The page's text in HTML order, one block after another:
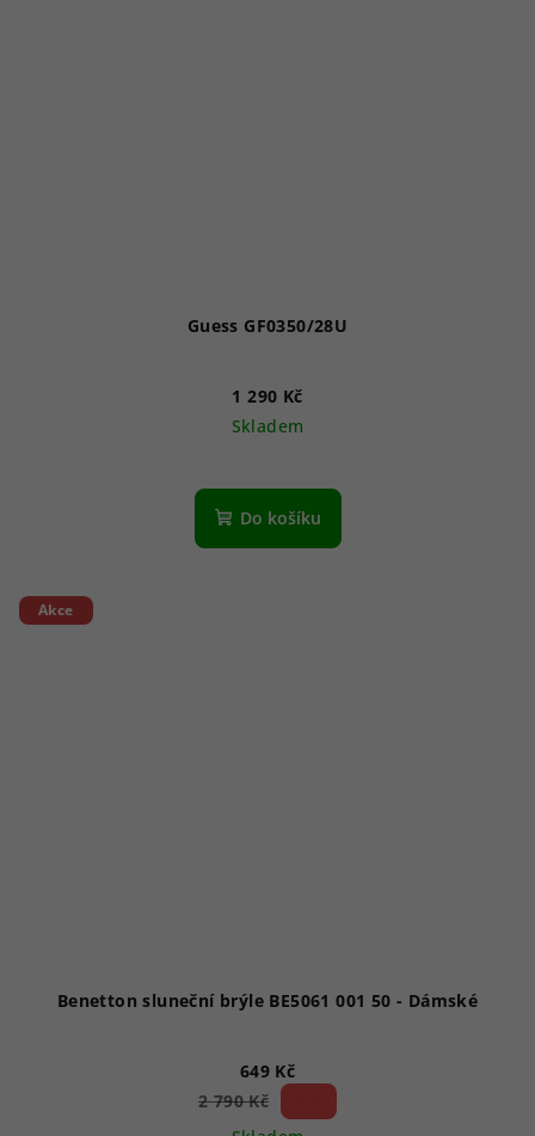
Guess GF0350/28U
1 290 Kč
Skladem
Do košíku
Akce
Benetton sluneční brýle BE5061 001 50 - Dámské
649 Kč
2 790 Kč